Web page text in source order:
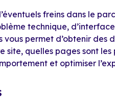
freins dans le
technique,
permet d’obtenir des
site, quelles pages sont les
et optimiser